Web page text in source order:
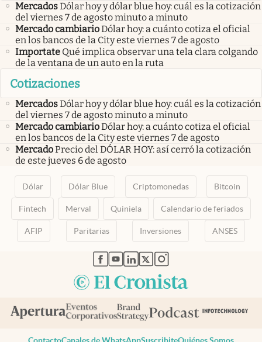
MercadosDólar hoy y dólar blue hoy: cuál es la cotización
del viernes 7 de agosto minuto a minuto
Mercado cambiarioDólar hoy: a cuánto cotiza el oficial
en los bancos de la City este viernes 7 de agosto
Importate Qué implica observar una tela clara colgando
de la ventana de un auto en la ruta
Cotizaciones
MercadosDólar hoy y dólar blue hoy: cuál es la cotización
del viernes 7 de agosto minuto a minuto
Mercado cambiarioDólar hoy: a cuánto cotiza el oficial
en los bancos de la City este viernes 7 de agosto
MercadoPrecio del DÓLAR HOY: así cerró la cotización
de este jueves 6 de agosto
Dólar Dólar Blue Criptomonedas Bitcoin
Fintech Merval Quiniela Calendario de feriados
AFIP Paritarias Inversiones ANSES
abre en nueva pestaña
abre en nueva pestaña
abre en nueva pestaña
abre en nueva pestaña
abre en nueva pestaña